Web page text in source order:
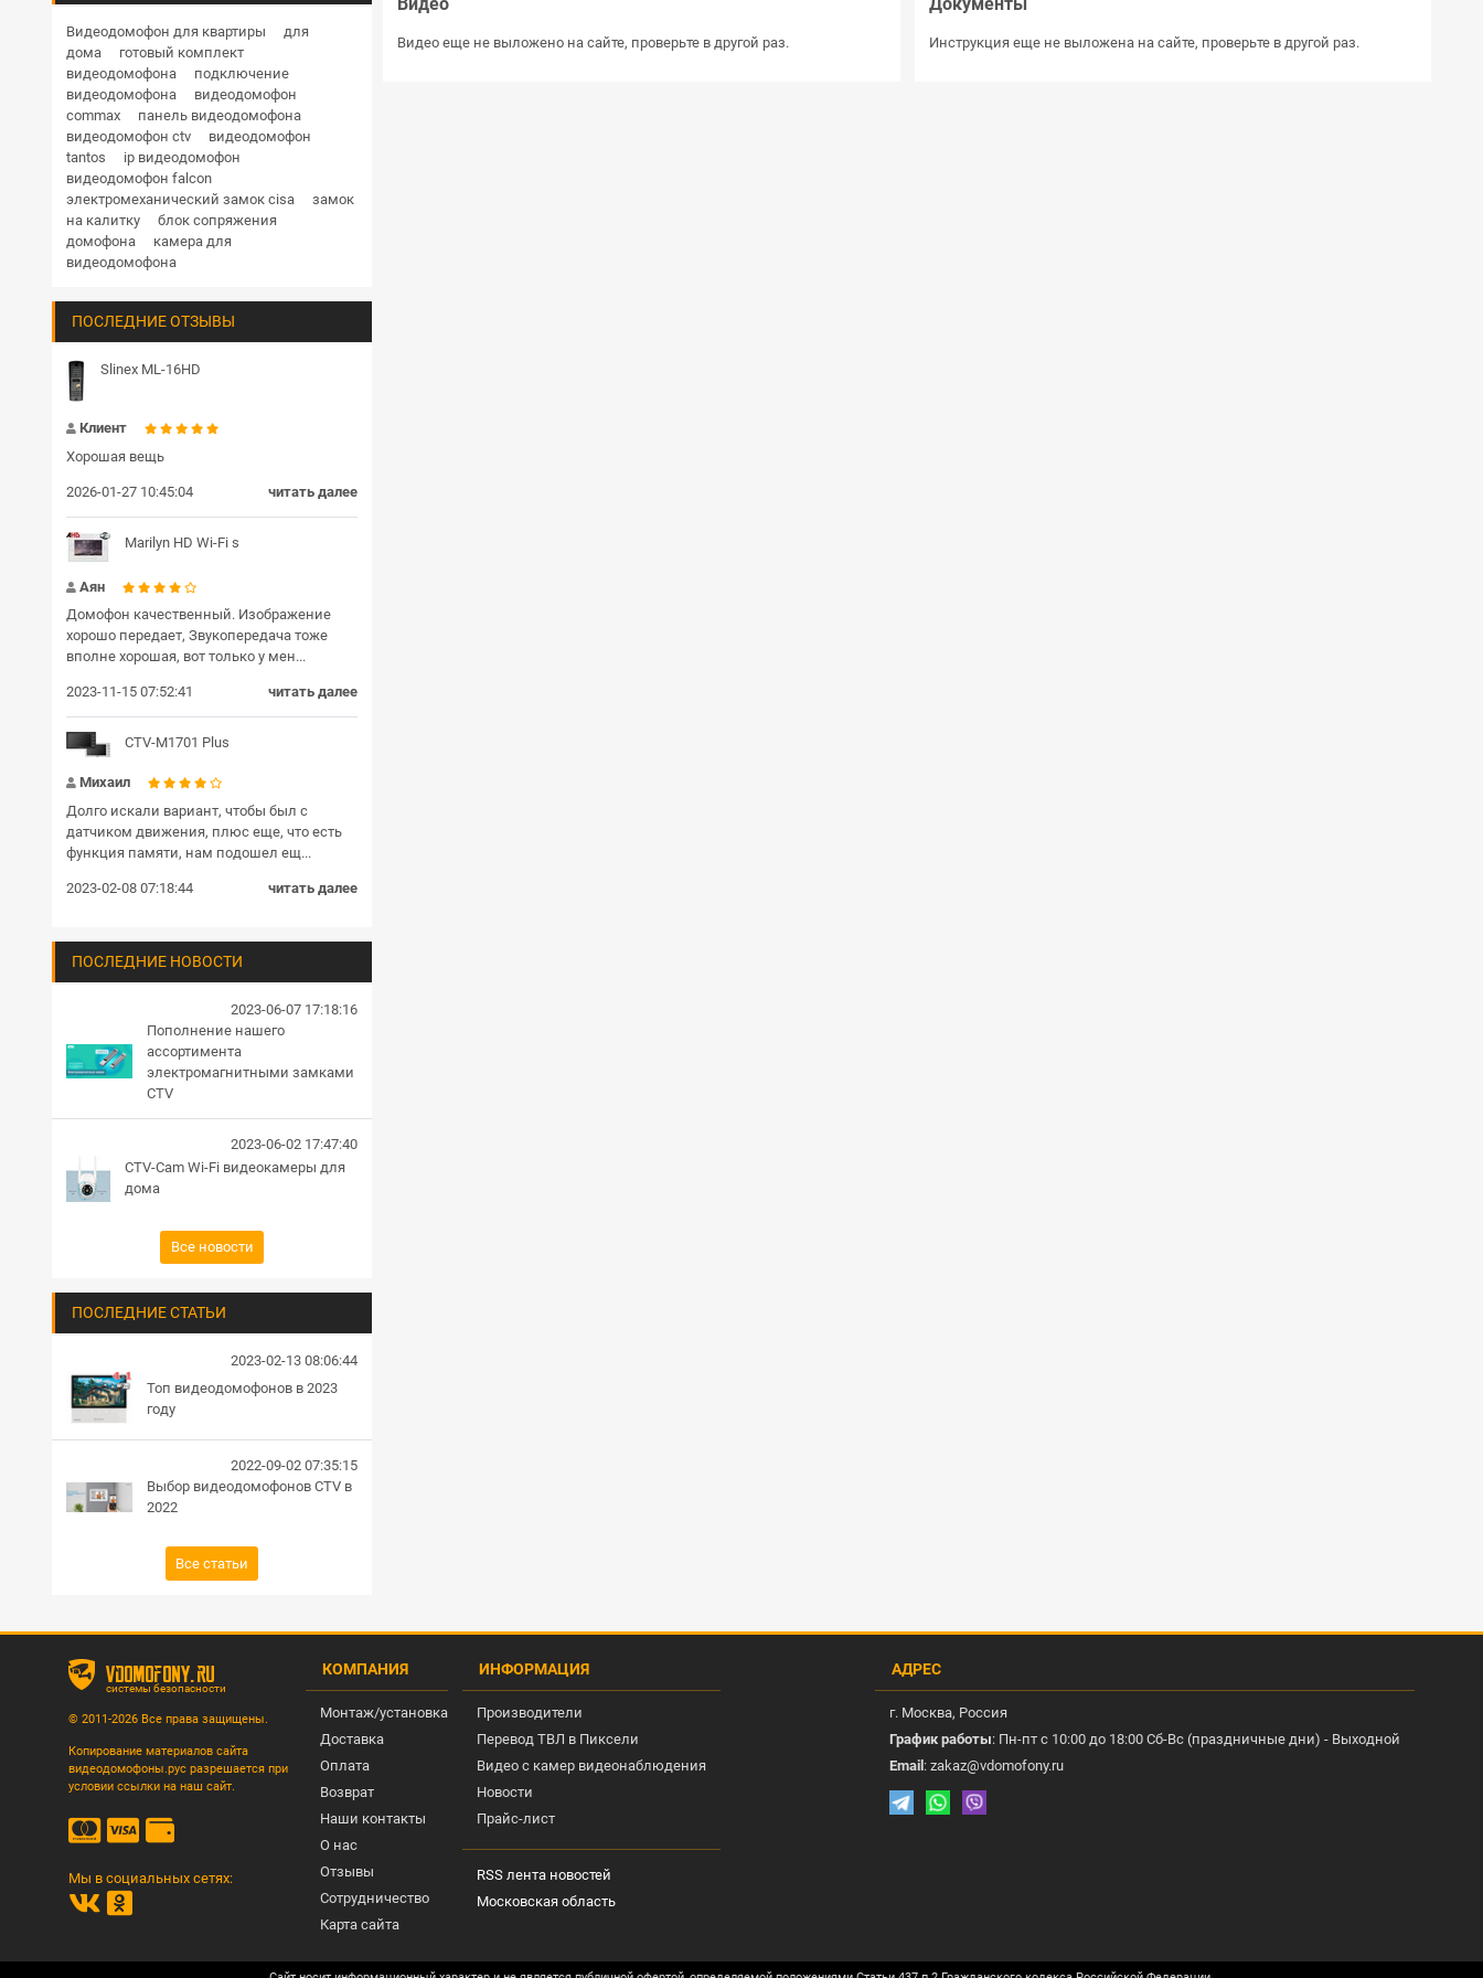
Купольная поворотная уличные
HD
1 Мп 1.3 Мп 2 Мп
RVi
Hikvision Hiwatch
Dahua
TRASSIR
BEWARD
Кнопки выхода
Гибкие переходы
Комплекты и готовые решения СКУД
Блоки сопряжения
Передатчик и приемник
Пульт управления
Громкоговорители
Видеодомофон для квартиры
для
дома
готовый комплект
видеодомофона
подключение
видеодомофона
видеодомофон
commax
панель видеодомофона
видеодомофон ctv
видеодомофон
tantos
ip видеодомофон
видеодомофон falcon
электромеханический замок cisa
замок
на калитку
блок сопряжения
домофона
камера для
видеодомофона
ПОСЛЕДНИЕ ОТЗЫВЫ
Slinex ML-16HD
Клиент
Хорошая вещь
2026-01-27 10:45:04 читать далее
Marilyn HD Wi-Fi s
Аян
Домофон качественный. Изображение
хорошо передает, Звукопередача тоже
вполне хорошая, вот только у мен...
2023-11-15 07:52:41 читать далее
CTV-M1701 Plus
Михаил
Долго искали вариант, чтобы был с
датчиком движения, плюс еще, что есть
функция памяти, нам подошел ещ...
2023-02-08 07:18:44 читать далее
ПОСЛЕДНИЕ НОВОСТИ
2023-06-07 17:18:16
Пополнение нашего
ассортимента
электромагнитными замками
CTV
2023-06-02 17:47:40
CTV-Cam Wi-Fi видеокамеры для
дома
Все новости
ПОСЛЕДНИЕ СТАТЬИ
2023-02-13 08:06:44
Топ видеодомофонов в 2023
году
2022-09-02 07:35:15
Выбор видеодомофонов CTV в
2022
Все статьи
Видео еще не выложено на сайте, проверьте в другой раз. Инструкция еще не выложена на сайте, проверьте в другой раз.
vdomofony.ru
системы безопасности
© 2011-2026 Все права защищены.
Копирование материалов сайта
видеодомофоны.рус разрешается при
условии ссылки на наш сайт.
Мы в социальных сетях:
КОМПАНИЯ
Монтаж/установка
Доставка
Оплата
Возврат
Наши контакты
О нас
Отзывы
Сотрудничество
Карта сайта
ИНФОРМАЦИЯ
Производители
Перевод ТВЛ в Пиксели
Видео с камер видеонаблюдения
Новости
Прайс-лист
RSS лента новостей
Московская область
АДРЕС
г. Москва, Россия
График работы: Пн-пт с 10:00 до 18:00 Сб-Вс (праздничные дни) - Выходной
Email : zakaz@vdomofony.ru